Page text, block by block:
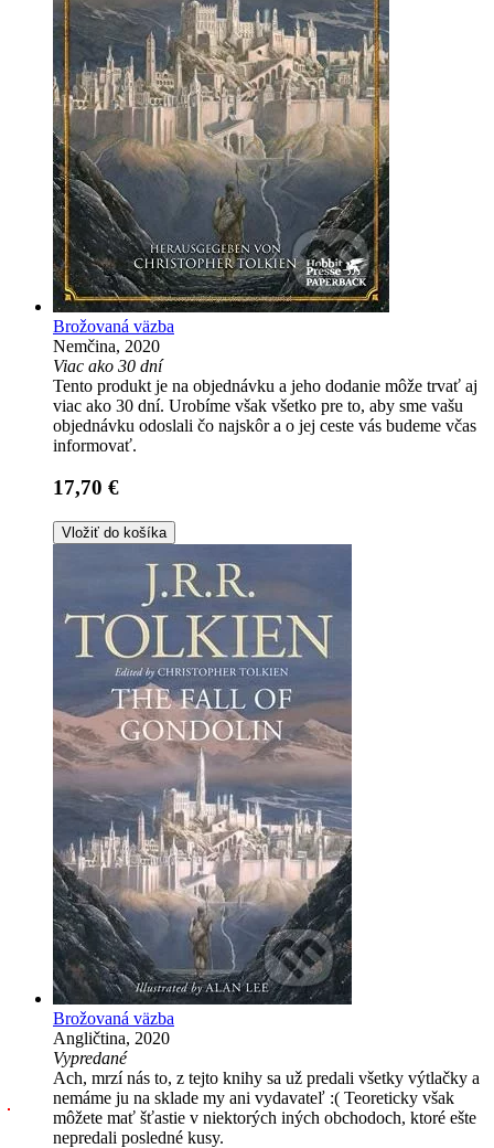
Brožovaná väzba
Nemčina, 2020
Viac ako 30 dní
Tento produkt je na objednávku a jeho dodanie môže trvať aj
viac ako 30 dní. Urobíme však všetko pre to, aby sme vašu
objednávku odoslali čo najskôr a o jej ceste vás budeme včas
informovať.
17,70 €
Vložiť do košíka
Brožovaná väzba
Angličtina, 2020
Vypredané
Ach, mrzí nás to, z tejto knihy sa už predali všetky výtlačky a
nemáme ju na sklade my ani vydavateľ :( Teoreticky však
môžete mať šťastie v niektorých iných obchodoch, ktoré ešte
nepredali posledné kusy.